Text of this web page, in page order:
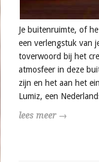
Je buitenruimte, of
een verlengstuk van
toverwoord bij het
atmosfeer in deze
zijn en het aan het
Lumiz, een
lees meer →